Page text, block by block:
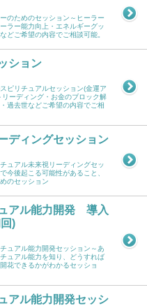
のためのセッション～ヒーラー
ラー能力向上・エネルギーグッ
どご希望の内容でご相談可能。
ション
ピリチュアルセッション(金運ア
リーディング・お金のブロック解
過去世などご希望の内容でご相
ディングセッション
ュアル未来視リーディングセッ
今後起こる可能性があること、
のセッション
アル能力開発 導入
)
ュアル能力開発セッション～あ
ュアル能力を知り、どうすれば
花できるかがわかるセッショ
アル能力開発セッシ